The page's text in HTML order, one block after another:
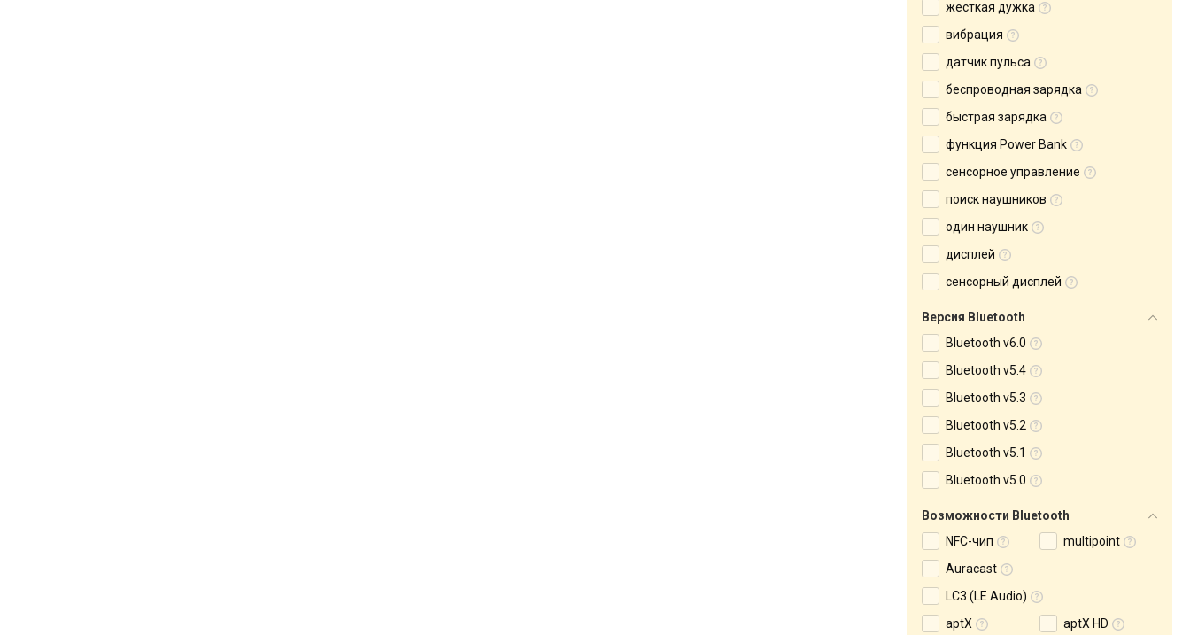
жесткая дужка
вибрация
датчик пульса
беспроводная зарядка
быстрая зарядка
функция Power Bank
сенсорное управление
поиск наушников
один наушник
дисплей
сенсорный дисплей
Версия Bluetooth
Bluetooth v6.0
Bluetooth v5.4
Bluetooth v5.3
Bluetooth v5.2
Bluetooth v5.1
Bluetooth v5.0
Возможности Bluetooth
NFC-чип
multipoint
Auracast
LC3 (LE Audio)
aptX
aptX HD